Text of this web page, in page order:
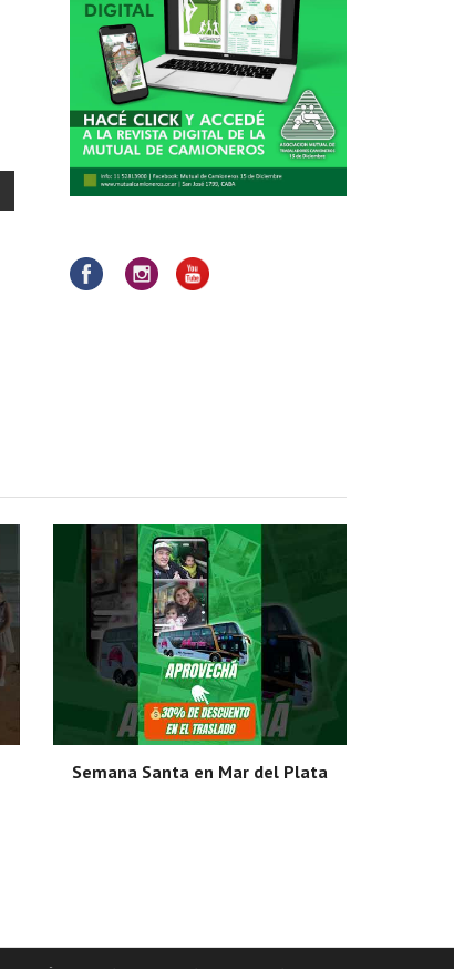
Semana Santa en Mar del Plata